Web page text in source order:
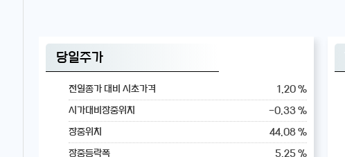
당일주가
전일종가 대비 시초가격 1.20 %
시가대비장중위치 -0.33 %
장중위치 44.08 %
장중등락폭 5.25 %